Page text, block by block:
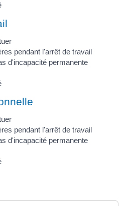
pendant l'arrêt de travail
d'incapacité permanente
pendant l'arrêt de travail
d'incapacité permanente